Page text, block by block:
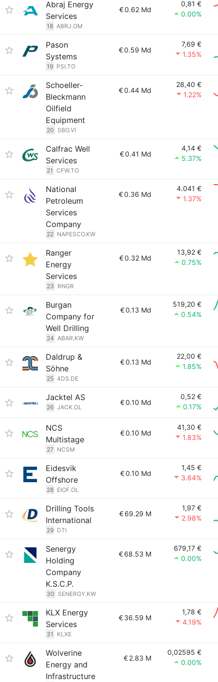
Abraj Energy
Services
18 ABRJ.OM
€0.62 Md
0,81 €
0.00%
Pason
Systems
19 PSI.TO
€0.59 Md
7,69 €
1.35%
Schoeller-
Bleckmann
Oilfield
Equipment
20 SBO.VI
€0.44 Md
28,40 €
1.22%
Calfrac Well
Services
21 CFW.TO
€0.41 Md
4,14 €
5.37%
National
Petroleum
Services
Company
22 NAPESCO.KW
€0.36 Md
4.041 €
1.37%
Ranger
Energy
Services
23 RNGR
€0.32 Md
13,92 €
0.75%
Burgan
Company for
Well Drilling
24 ABAR.KW
€0.13 Md
519,20 €
0.54%
Daldrup &
Söhne
25 4DS.DE
€0.13 Md
22,00 €
1.85%
Jacktel AS
26 JACK.OL
€0.10 Md
0,52 €
0.17%
NCS
Multistage
27 NCSM
€0.10 Md
41,30 €
1.83%
Eidesvik
Offshore
28 EIOF.OL
€0.10 Md
1,45 €
3.64%
Drilling Tools
International
29 DTI
€69.29 M
1,97 €
2.98%
Senergy
Holding
Company
K.S.C.P.
30 SENERGY.KW
€68.53 M
679,17 €
0.00%
KLX Energy
Services
31 KLXE
€36.59 M
1,78 €
4.19%
Wolverine
Energy and
Infrastructure
€2.83 M
0,02595 €
0.00%